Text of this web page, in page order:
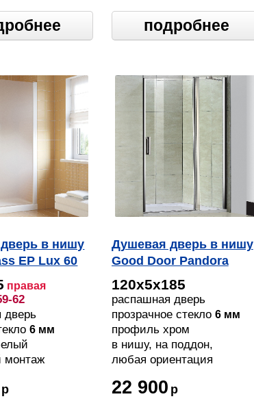
подробнее
в нишу
EP Lux 60
сатин
правая
62
дверь
6 мм
монтаж
р
Душевая дверь в нишу
Good Door Pandora
WTW 120
120х5х185
распашная дверь
прозрачное стекло 6 мм
профиль хром
в нишу, на поддон,
напольный
любая ориентация
22 900 р